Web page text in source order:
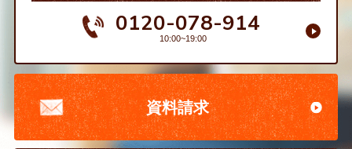
0120-078-914
10:00~19:00
資料請求